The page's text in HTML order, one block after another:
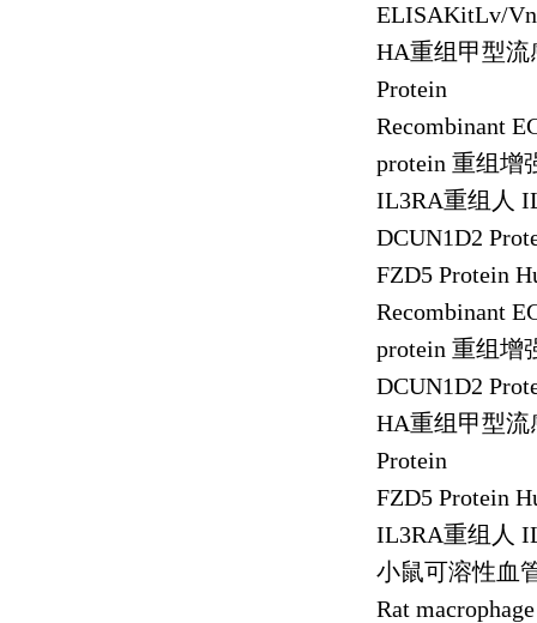
ELISAKitLv/Vn
HA重组甲型流
Protein
Recombinant
protein 重组增
IL3RA重组人
DCUN1D2
FZD5 Protein
Recombinant
protein 重组增
DCUN1D2
HA重组甲型流
Protein
FZD5 Protein
IL3RA重组人
小鼠可溶性血
Rat